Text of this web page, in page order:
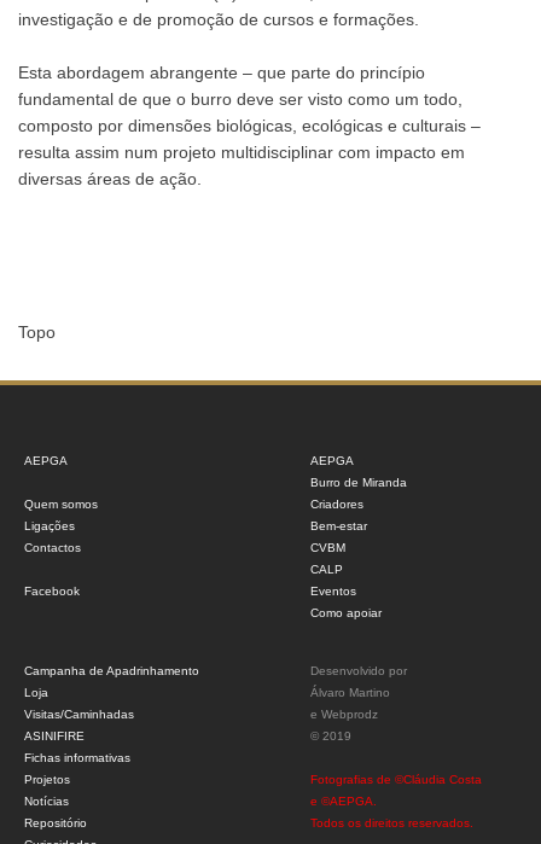
investigação e de promoção de cursos e formações.
Esta abordagem abrangente – que parte do princípio
fundamental de que o burro deve ser visto como um todo,
composto por dimensões biológicas, ecológicas e culturais –
resulta assim num projeto multidisciplinar com impacto em
diversas áreas de ação.
Topo
AEPGA
Quem somos
Ligações
Contactos
Facebook
AEPGA
Burro de Miranda
Criadores
Bem-estar
CVBM
CALP
Eventos
Como apoiar
Campanha de Apadrinhamento
Loja
Visitas/Caminhadas
ASINIFIRE
Fichas informativas
Projetos
Notícias
Repositório
Desenvolvido por
Álvaro Martino
e Webprodz
© 2019
Fotografias de ©Cláudia Costa
e ©AEPGA.
Todos os direitos reservados.